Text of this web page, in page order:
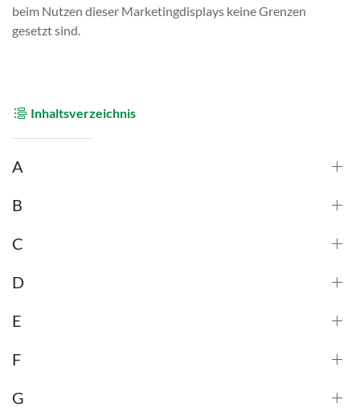
Inhaltsverzeichnis
A
B
C
D
E
F
G
beim Nutzen dieser Marketingdisplays keine Grenzen
gesetzt sind.